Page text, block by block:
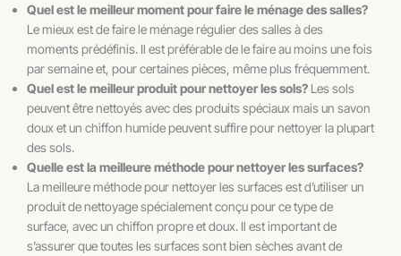
Quel est le meilleur moment pour faire le ménage des salles?
Le mieux est de faire le ménage régulier des salles à des
moments prédéfinis. Il est préférable de le faire au moins une fois
par semaine et, pour certaines pièces, même plus fréquemment.
Quel est le meilleur produit pour nettoyer les sols? Les sols
peuvent être nettoyés avec des produits spéciaux mais un savon
doux et un chiffon humide peuvent suffire pour nettoyer la plupart
des sols.
Quelle est la meilleure méthode pour nettoyer les surfaces?
La meilleure méthode pour nettoyer les surfaces est d’utiliser un
produit de nettoyage spécialement conçu pour ce type de
surface, avec un chiffon propre et doux. Il est important de
s’assurer que toutes les surfaces sont bien sèches avant de